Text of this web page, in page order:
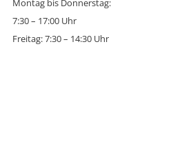
Montag bis Donnerstag:
7:30 – 17:00 Uhr
Freitag: 7:30 – 14:30 Uhr